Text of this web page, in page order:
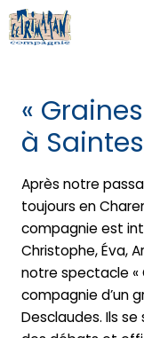
«
à Saintes
Après notre
toujours en
compagnie est
Christophe, Éva,
notre spectacle «
compagnie d’un
Desclaudes. Ils